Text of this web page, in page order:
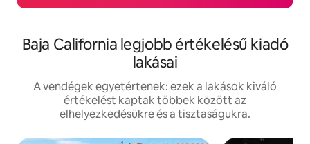
Baja California legjobb értékelésű kiadó
lakásai
A vendégek egyetértenek: ezek a lakások kiváló
értékelést kaptak többek között az
elhelyezkedésükre és a tisztaságukra.